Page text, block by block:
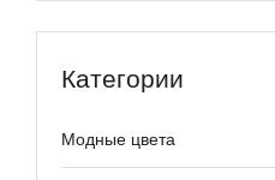
Категории
Модные цвета